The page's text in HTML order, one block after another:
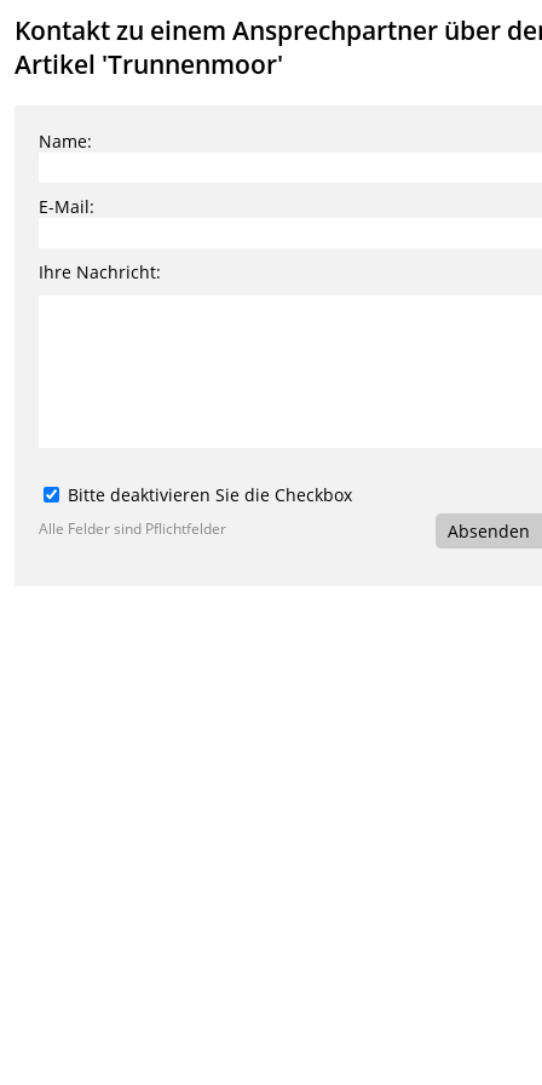
Kontakt zu einem Ansprechpartner über
Artikel 'Trunnenmoor'
Name:
E-Mail:
Ihre Nachricht:
Bitte deaktivieren Sie die Checkbox
Alle Felder sind Pflichtfelder Absenden